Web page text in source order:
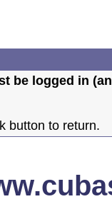
be logged in
button to return.